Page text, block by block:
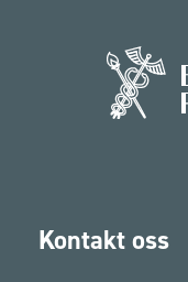
Kontakt oss